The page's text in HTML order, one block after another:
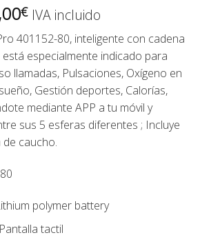
€El
precio
actual
es:
116,00€.
IVA incluido
401152-80, inteligente con cadena
especialmente indicado para
llamadas, Pulsaciones, Oxígeno en
Gestión deportes, Calorías,
mediante APP a tu móvil y
sus 5 esferas diferentes ; Incluye
caucho.
polymer battery
tactil